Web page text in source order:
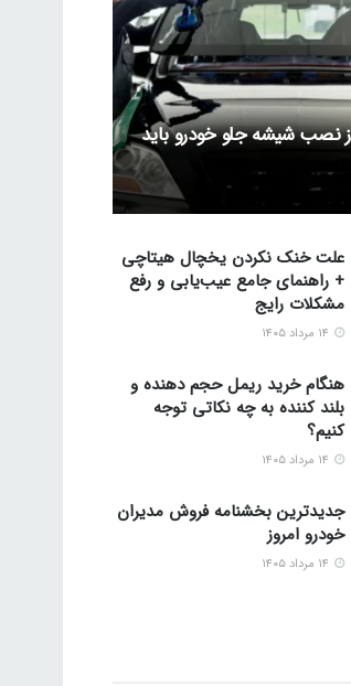
نصب شیشه جلو خودرو باید
علت خنک نکردن یخچال هیتاچی
+ راهنمای جامع عیب‌یابی و رفع
مشکلات رایج
هنگام خرید ریمل حجم دهنده و
بلند کننده به چه نکاتی توجه
کنیم؟
جدیدترین بخشنامه فروش مدیران
خودرو امروز